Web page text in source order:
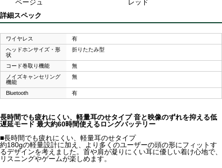
ベージュ
レッド
詳細スペック
ワイヤレス
有
ヘッドホンサイズ・形
状
折りたたみ型
コード巻取り機能
無
ノイズキャンセリング
機能
無
Bluetooth 有
長時間でも疲れにくい、軽量耳のせタイプ 音と映像のずれを抑える低
遅延モード 最大約60時間使えるロングバッテリー
■長時間でも疲れにくい、軽量耳のせタイプ
約180gの軽量設計に加え、より多くのユーザーの頭の形にフィットす
るデザインを考えました。首や肩が凝りにくい耳に優しい着け心地で、
リスニングやゲームが楽しめます。